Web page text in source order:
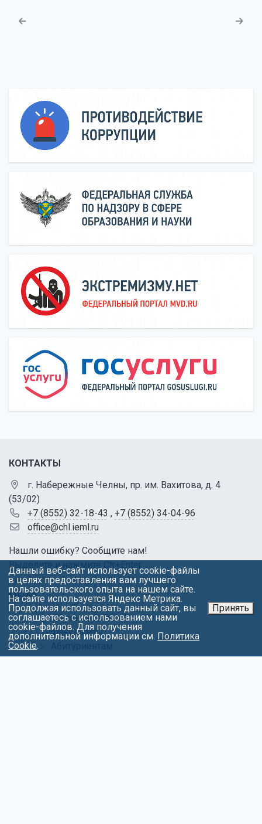
КОНТАКТЫ
г. Набережные Челны, пр. им. Вахитова, д. 4
(53/02)
+7 (8552) 32-18-43 , +7 (8552) 34-04-96
office@chl.ieml.ru
Нашли ошибку? Сообщите нам!
Выделите и нажмите Ctr+Enter
МЕНЮ
Об университете
Факультеты
Студентам
Данный веб-сайт использует cookie-файлы
в целях предоставления вам лучшего
пользовательского опыта на нашем сайте.
На сайте используется Яндекс Метрика.
Продолжая использовать данный сайт, вы
соглашаетесь с использованием нами
cookie-файлов. Для получения
дополнительной информации см. Политика
Cookie.
Принять